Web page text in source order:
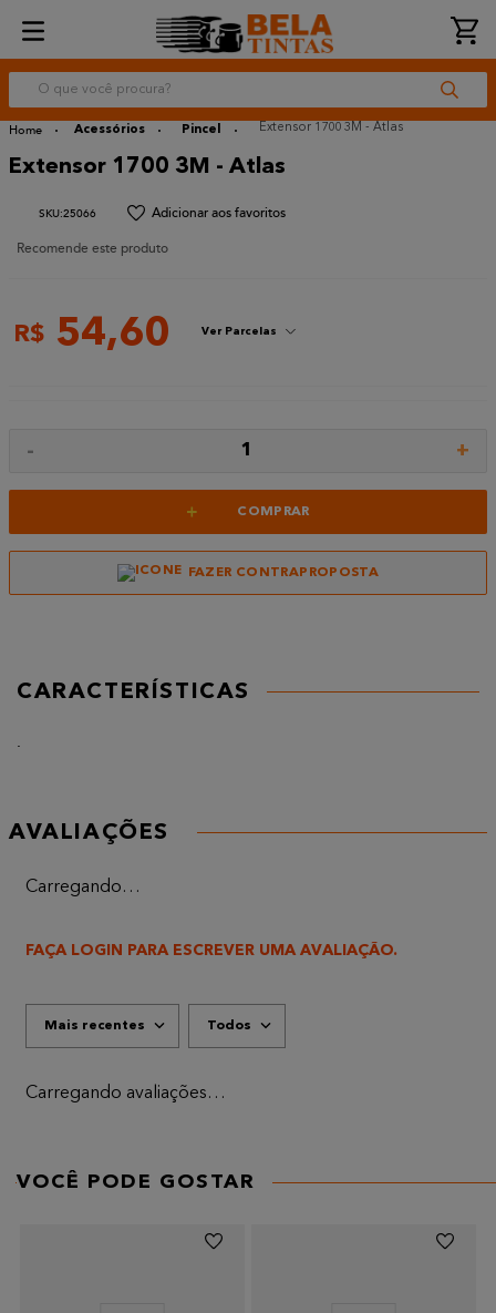
O que você procura?
Acessórios Pincel Extensor 1700 3M - Atlas
Extensor 1700 3M - Atlas
:25066
Recomende este produto
R$ 54,60 Ver Parcelas
- 1 +
+ COMPRAR
FAZER CONTRAPROPOSTA
CARACTERÍSTICAS
.
AVALIAÇÕES
Carregando…
FAÇA LOGIN PARA ESCREVER UMA AVALIAÇÃO.
Mais recentes Todos
Carregando avaliações…
VOCÊ PODE GOSTAR